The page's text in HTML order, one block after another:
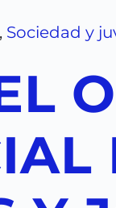
, Sociedad y